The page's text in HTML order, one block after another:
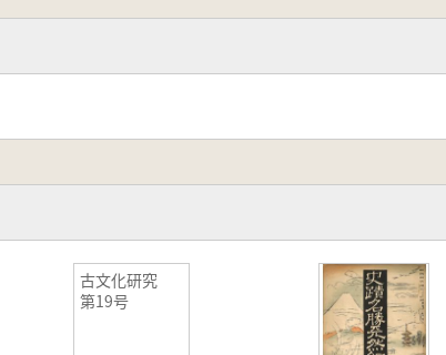
古文化研究
第19号